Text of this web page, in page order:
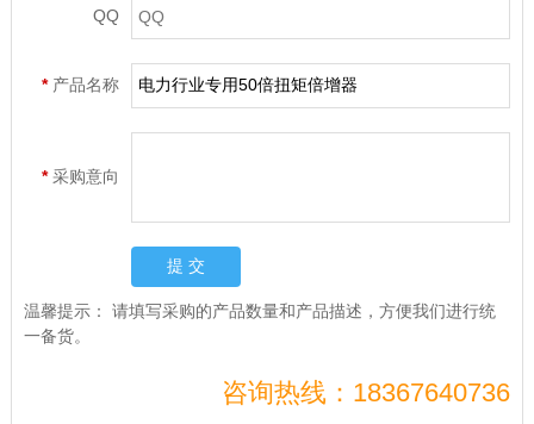
QQ
* 产品名称
*采购意向
温馨提示： 请填写采购的产品数量和产品描述，方便我们进行统
一备货。
咨询热线：18367640736